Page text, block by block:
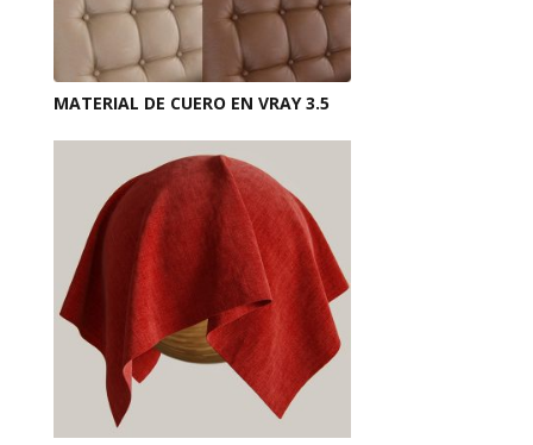
MATERIAL DE CUERO EN VRAY 3.5